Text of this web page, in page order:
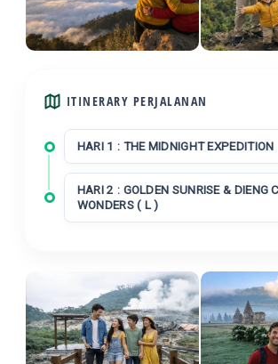
ITINERARY PERJALANAN
HARI 1 : THE MIDNIGHT EXPEDITION
HARI 2 : GOLDEN SUNRISE & DIENG
WONDERS ( L )